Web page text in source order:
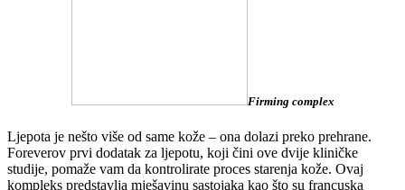
Firming complex
Ljepota je nešto više od same kože – ona dolazi preko prehrane.
Foreverov prvi dodatak za ljepotu, koji čini ove dvije kliničke
studije, pomaže vam da kontrolirate proces starenja kože. Ovaj
kompleks predstavlja mješavinu sastojaka kao što su francuska